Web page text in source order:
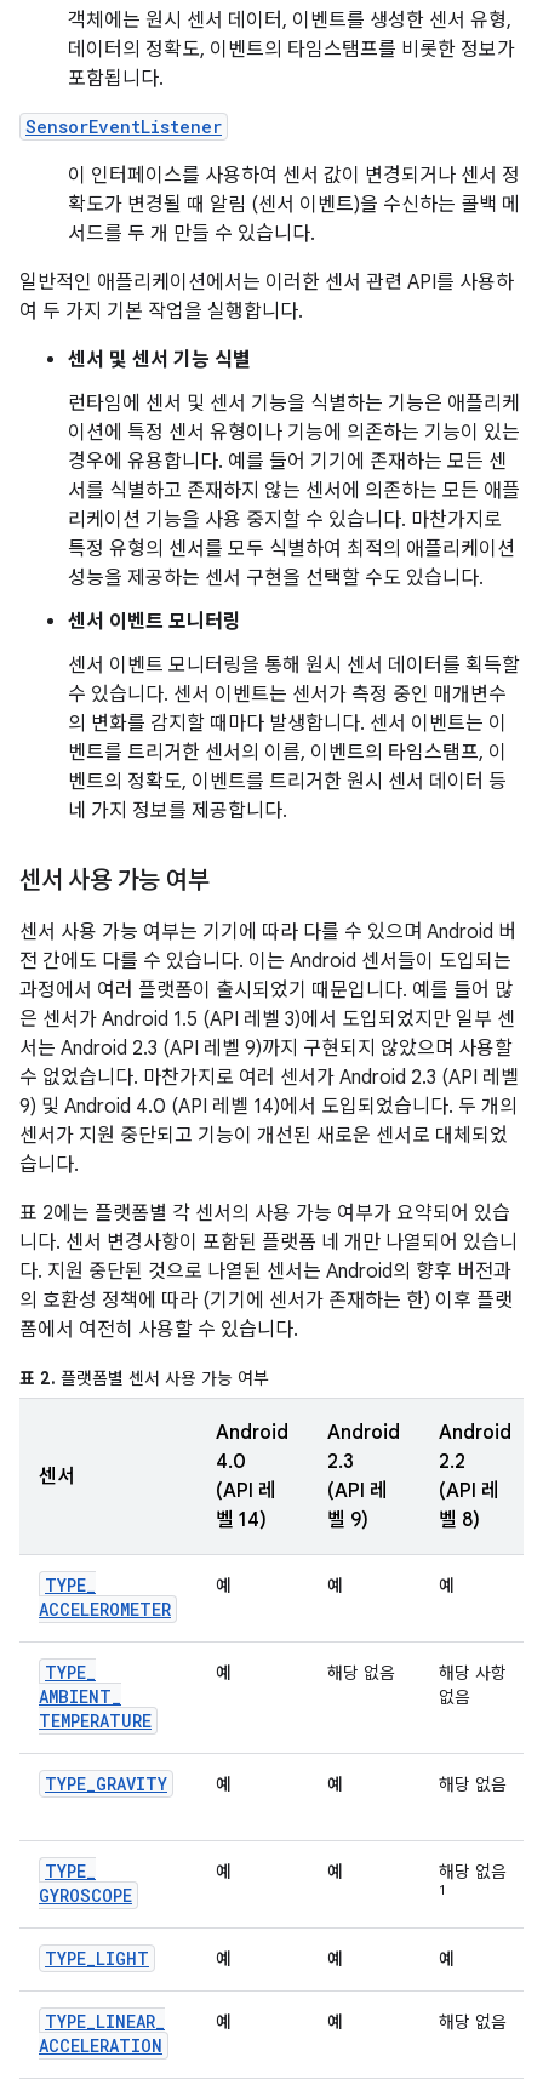
객체에는 원시 센서 데이터, 이벤트를 생성한 센서 유형,
데이터의 정확도, 이벤트의 타임스탬프를 비롯한 정보가
포함됩니다.
SensorEventListener
이 인터페이스를 사용하여 센서 값이 변경되거나 센서 정
확도가 변경될 때 알림 (센서 이벤트)을 수신하는 콜백 메
서드를 두 개 만들 수 있습니다.
일반적인 애플리케이션에서는 이러한 센서 관련 API를 사용하
여 두 가지 기본 작업을 실행합니다.
센서 및 센서 기능 식별
런타임에 센서 및 센서 기능을 식별하는 기능은 애플리케
이션에 특정 센서 유형이나 기능에 의존하는 기능이 있는
경우에 유용합니다. 예를 들어 기기에 존재하는 모든 센
서를 식별하고 존재하지 않는 센서에 의존하는 모든 애플
리케이션 기능을 사용 중지할 수 있습니다. 마찬가지로
특정 유형의 센서를 모두 식별하여 최적의 애플리케이션
성능을 제공하는 센서 구현을 선택할 수도 있습니다.
센서 이벤트 모니터링
센서 이벤트 모니터링을 통해 원시 센서 데이터를 획득할
수 있습니다. 센서 이벤트는 센서가 측정 중인 매개변수
의 변화를 감지할 때마다 발생합니다. 센서 이벤트는 이
벤트를 트리거한 센서의 이름, 이벤트의 타임스탬프, 이
벤트의 정확도, 이벤트를 트리거한 원시 센서 데이터 등
네 가지 정보를 제공합니다.
센서 사용 가능 여부
센서 사용 가능 여부는 기기에 따라 다를 수 있으며 Android 버
전 간에도 다를 수 있습니다. 이는 Android 센서들이 도입되는
과정에서 여러 플랫폼이 출시되었기 때문입니다. 예를 들어 많
은 센서가 Android 1.5 (API 레벨 3)에서 도입되었지만 일부 센
서는 Android 2.3 (API 레벨 9)까지 구현되지 않았으며 사용할
수 없었습니다. 마찬가지로 여러 센서가 Android 2.3 (API 레벨
9) 및 Android 4.0 (API 레벨 14)에서 도입되었습니다. 두 개의
센서가 지원 중단되고 기능이 개선된 새로운 센서로 대체되었
습니다.
표 2에는 플랫폼별 각 센서의 사용 가능 여부가 요약되어 있습
니다. 센서 변경사항이 포함된 플랫폼 네 개만 나열되어 있습니
다. 지원 중단된 것으로 나열된 센서는 Android의 향후 버전과
의 호환성 정책에 따라 (기기에 센서가 존재하는 한) 이후 플랫
폼에서 여전히 사용할 수 있습니다.
표 2. 플랫폼별 센서 사용 가능 여부
센서
Android
4.0
(API 레
벨 14)
Android
2.3
(API 레
벨 9)
Android
2.2
(API 레
벨 8)
TYPE_
ACCELEROMETER
예 예 예
TYPE_
AMBIENT_
TEMPERATURE
예 해당 없음
해당 사항
없음
TYPE_GRAVITY 예 예 해당 없음
TYPE_
GYROSCOPE
예 예 해당 없음
1
TYPE_LIGHT 예 예 예
TYPE_LINEAR_
ACCELERATION
예 예 해당 없음